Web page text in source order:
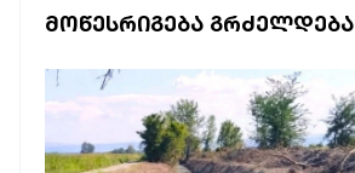
ᲛᲝᲬᲔᲡᲠᲘᲒᲔᲑᲐ ᲒᲠᲫᲔᲚᲓᲔᲑᲐ